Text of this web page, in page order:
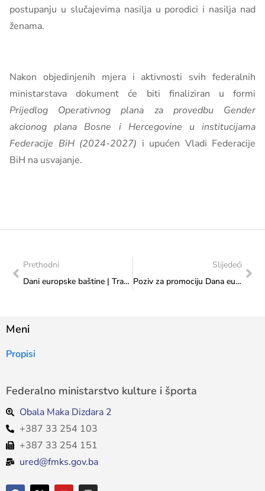
postupanju u slučajevima nasilja u porodici i nasilja nad
ženama.
Nakon objedinjenih mjera i aktivnosti svih federalnih
ministarstava dokument će biti finaliziran u formi
Prijedlog Operativnog plana za provedbu Gender
akcionog plana Bosne i Hercegovine u institucijama
Federacije BiH (2024-2027) i upućen Vladi Federacije
BiH na usvajanje.
Prethodni
Dani europske baštine | Transnacionalni (prekogranični) projekti EHD 2024 | Poziv za projekte
Slijedeći
Poziv za promociju Dana europskih autora 2024.
Meni
Propisi
Federalno ministarstvo kulture i športa
Obala Maka Dizdara 2
+387 33 254 103
+387 33 254 151
ured@fmks.gov.ba